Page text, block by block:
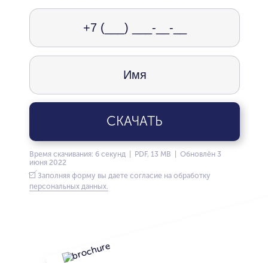
СКАЧАТЬ
Время скачивания: 6 секунд | PDF, 13 MB | Обновлён 3
июня 2022
Заполняя форму вы даете согласие на обработку
персональных данных.